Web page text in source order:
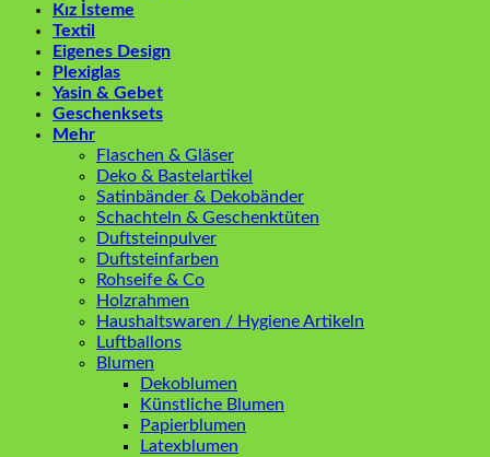
Kız İsteme
Textil
Eigenes Design
Plexiglas
Yasin & Gebet
Geschenksets
Mehr
Flaschen & Gläser
Deko & Bastelartikel
Satinbänder & Dekobänder
Schachteln & Geschenktüten
Duftsteinpulver
Duftsteinfarben
Rohseife & Co
Holzrahmen
Haushaltswaren / Hygiene Artikeln
Luftballons
Blumen
Dekoblumen
Künstliche Blumen
Papierblumen
Latexblumen